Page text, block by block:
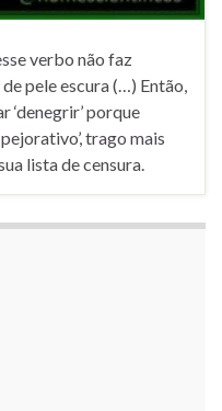
verbo não faz
pele escura (…) Então,
‘denegrir’ porque
trago mais
lista de censura.